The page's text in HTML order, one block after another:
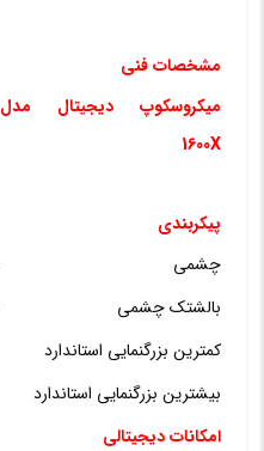
مشخصات فنی
میکروسکوپ دیجیتال مدل
1600X
پیکربندی
چشمی
بالشتک چشمی
کمترین بزرگنمایی استاندارد
بیشترین بزرگنمایی استاندارد
امکانات دیجیتالی